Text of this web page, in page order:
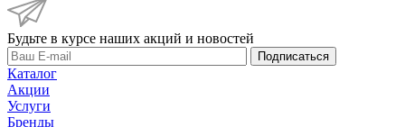
Будьте в курсе наших акций и новостей
Подписаться
Каталог
Акции
Услуги
Бренды